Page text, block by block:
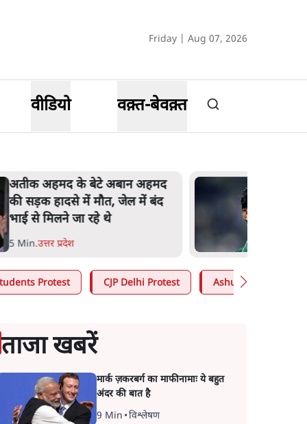
Friday | Aug 07, 2026
वीडियो वक़्त-बेवक़्त
अतीक अहमद के बेटे अबान अहमद
की सड़क हादसे में मौत, जेल में बंद
भाई से मिलने जा रहे थे
5 Min.उत्तर प्रदेश
Protest CJP Delhi Protest Ashutosh Ki Baat
ताजा खबरें
मार्क ज़करबर्ग का माफीनामाः ये बहुत
अंदर की बात है
9 Min •विश्लेषण